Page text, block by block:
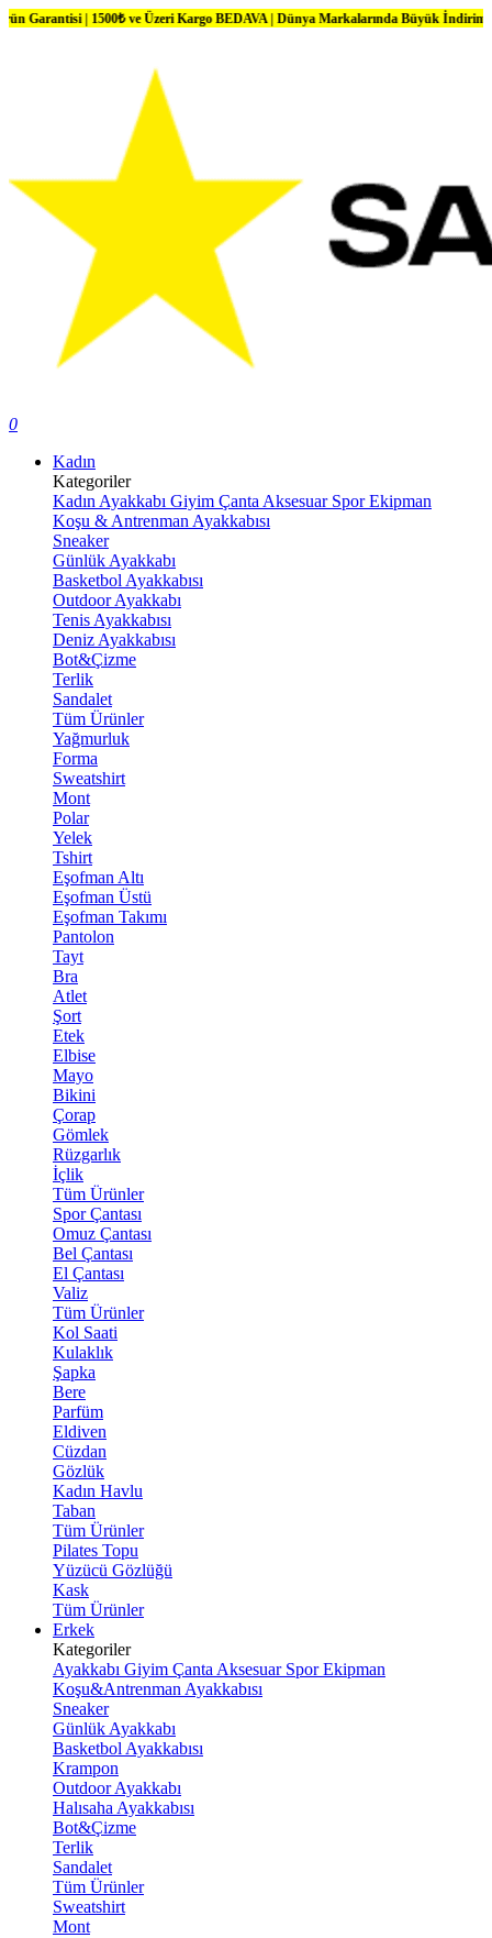
ve Üzeri Kargo BEDAVA | Dünya Markalarında Büyük İndirimler
0
Kadın
Kategoriler
Kadın Ayakkabı Giyim Çanta Aksesuar Spor Ekipman
Koşu & Antrenman Ayakkabısı
Sneaker
Günlük Ayakkabı
Basketbol Ayakkabısı
Outdoor Ayakkabı
Tenis Ayakkabısı
Deniz Ayakkabısı
Bot&Çizme
Terlik
Sandalet
Tüm Ürünler
Yağmurluk
Forma
Sweatshirt
Mont
Polar
Yelek
Tshirt
Eşofman Altı
Eşofman Üstü
Eşofman Takımı
Pantolon
Tayt
Bra
Atlet
Şort
Etek
Elbise
Mayo
Bikini
Çorap
Gömlek
Rüzgarlık
İçlik
Tüm Ürünler
Spor Çantası
Omuz Çantası
Bel Çantası
El Çantası
Valiz
Tüm Ürünler
Kol Saati
Kulaklık
Şapka
Bere
Parfüm
Eldiven
Cüzdan
Gözlük
Kadın Havlu
Taban
Tüm Ürünler
Pilates Topu
Yüzücü Gözlüğü
Kask
Tüm Ürünler
Erkek
Kategoriler
Ayakkabı Giyim Çanta Aksesuar Spor Ekipman
Koşu&Antrenman Ayakkabısı
Sneaker
Günlük Ayakkabı
Basketbol Ayakkabısı
Krampon
Outdoor Ayakkabı
Halısaha Ayakkabısı
Bot&Çizme
Terlik
Sandalet
Tüm Ürünler
Sweatshirt
Mont